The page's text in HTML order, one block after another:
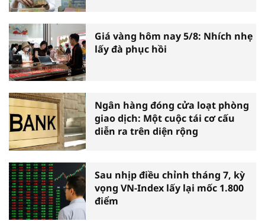
Giá vàng hôm nay 5/8: Nhích nhẹ
lấy đà phục hồi
Ngân hàng đóng cửa loạt phòng
giao dịch: Một cuộc tái cơ cấu
diễn ra trên diện rộng
Sau nhịp điều chỉnh tháng 7, kỳ
vọng VN-Index lấy lại mốc 1.800
điểm